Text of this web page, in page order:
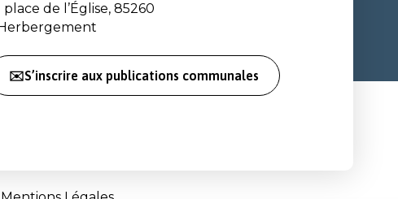
place de l’Église, 85260
✉️S’inscrire aux publications communales